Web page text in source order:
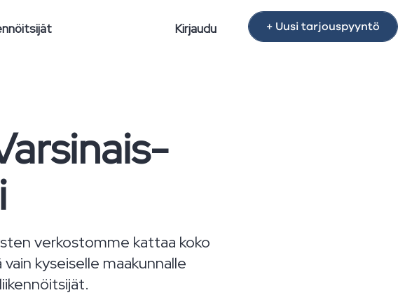
Kirjaudu + Uusi tarjouspyyntö
verkostomme kattaa koko
kyseiselle maakunnalle